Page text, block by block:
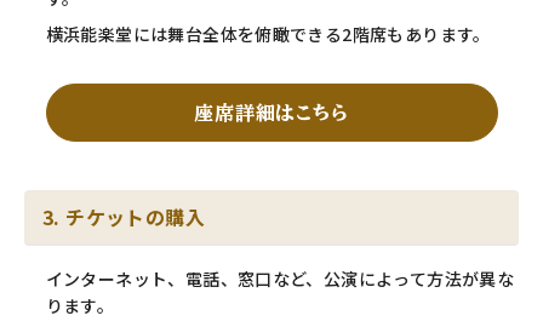
横浜能楽堂には舞台全体を俯瞰できる2階席もあります。
座席詳細はこちら
3. チケットの購入
インターネット、電話、窓口など、公演によって方法が異な
ります。